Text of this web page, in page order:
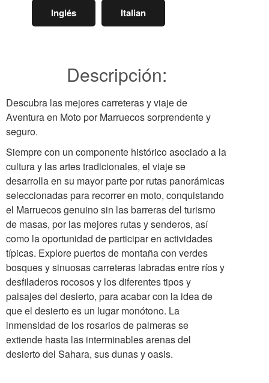
Inglés Italian
Descripción:
Descubra las mejores carreteras y viaje de
Aventura en Moto por Marruecos sorprendente y
seguro.
Siempre con un componente histórico asociado a la
cultura y las artes tradicionales, el viaje se
desarrolla en su mayor parte por rutas panorámicas
seleccionadas para recorrer en moto, conquistando
el Marruecos genuino sin las barreras del turismo
de masas, por las mejores rutas y senderos, así
como la oportunidad de participar en actividades
típicas. Explore puertos de montaña con verdes
bosques y sinuosas carreteras labradas entre ríos y
desfiladeros rocosos y los diferentes tipos y
paisajes del desierto, para acabar con la idea de
que el desierto es un lugar monótono. La
inmensidad de los rosarios de palmeras se
extiende hasta las interminables arenas del
desierto del Sahara, sus dunas y oasis.